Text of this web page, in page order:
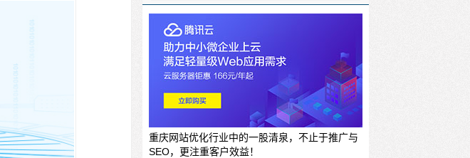
重庆网站优化行业中的一股清泉，不止于推广与
SEO，更注重客户效益！